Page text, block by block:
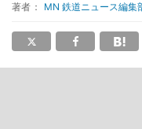
著者： MN 鉄道ニュース編集